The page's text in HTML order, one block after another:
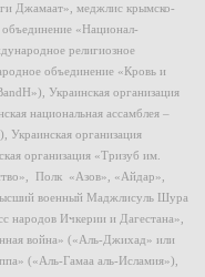
Джамаат», меджлис крымско-
«Национал-
религиозное
объединение «Кровь и
Украинская организация
национальная ассамблея –
организация
организация «Тризуб им.
Полк «Азов», «Айдар»,
военный Маджлисуль Шура
народов Ичкерии и Дагестана»,
война» («Аль-Джихад» или
(«Аль-Гамаа аль-Исламия»),